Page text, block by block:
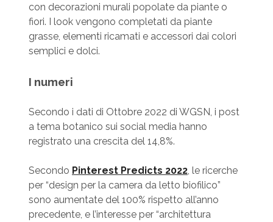
con decorazioni murali popolate da piante o
fiori. I look vengono completati da piante
grasse, elementi ricamati e accessori dai colori
semplici e dolci.
I numeri
Secondo i dati di Ottobre 2022 di WGSN, i post
a tema botanico sui social media hanno
registrato una crescita del 14,8%.
Secondo Pinterest Predicts 2022, le ricerche
per “design per la camera da letto biofilico”
sono aumentate del 100% rispetto all’anno
precedente, e l’interesse per “architettura